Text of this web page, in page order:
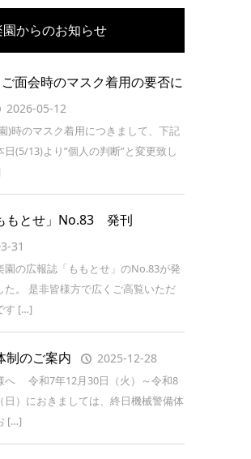
からのお知らせ
面会時のマスク着用の要否に
2026-05-12
)時のマスク着用につきまして、下記
(5/13)より”個人の判断”と変更致し
もとせ」No.83 発刊
31
園の広報誌「ももとせ」のNo.83が発
た。 是非皆様方で広くご高覧いただ
す […]
制のご案内 2025-12-28
へ 令和7年12月30日（火）～令和8
日）におきましては、終日機械警備体
[…]